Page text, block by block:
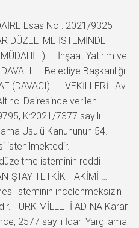
Esas No : 2021/9325
DÜZELTME İSTEMİNDE
) : …İnşaat Yatırım ve
: …Belediye Başkanlığı
(DAVACI) : … VEKİLLERİ : Av.
Dairesince verilen
K:2021/7377 sayılı
Usulü Kanununun 54.
istenilmektedir.
isteminin reddi
TETKİK HAKİMİ …
isteminin incelenmeksizin
TÜRK MİLLETİ ADINA Karar
2577 sayılı İdari Yargılama